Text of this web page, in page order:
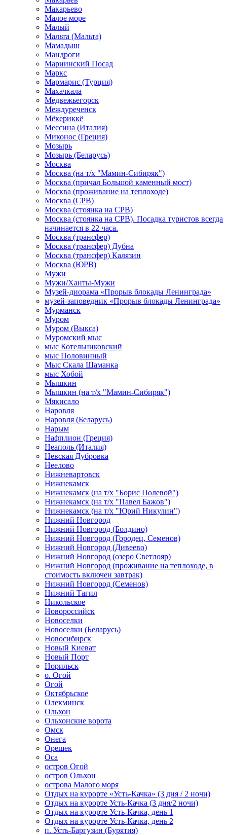
Макарьево
Малое море
Малый
Мальта (Мальта)
Мамадыш
Мандроги
Мариинский Посад
Маркс
Мармарис (Турция)
Махачкала
Медвежьегорск
Междуреченск
Мёкериккё
Мессина (Италия)
Миконос (Греция)
Мозырь
Мозырь (Беларусь)
Москва
Москва (на т/х "Мамин-Сибиряк")
Москва (причал Большой каменный мост)
Москва (проживание на теплоходе)
Москва (СРВ)
Москва (стоянка на СРВ)
Москва (стоянка на СРВ). Посадка туристов всегда
начинается в 22 часа.
Москва (трансфер)
Москва (трансфер) Дубна
Москва (трансфер) Калязин
Москва (ЮРВ)
Мужи
Мужи/Ханты-Мужи
Музей-диорама «Прорыв блокады Ленинграда»
музей-заповедник «Прорыв блокады Ленинграда»
Мурманск
Муром
Муром (Выкса)
Муромский мыс
мыс Котельниковский
мыс Половинный
Мыс Скала Шаманка
мыс Хобой
Мышкин
Мышкин (на т/х "Мамин-Сибиряк")
Мякисало
Наровля
Наровля (Беларусь)
Нарым
Нафплион (Греция)
Неаполь (Италия)
Невская Дубровка
Неелово
Нижневартовск
Нижнекамск
Нижнекамск (на т/х "Борис Полевой")
Нижнекамск (на т/х "Павел Бажов")
Нижнекамск (на т/х "Юрий Никулин")
Нижний Новгород
Нижний Новгород (Болдино)
Нижний Новгород (Городец, Семенов)
Нижний Новгород (Дивеево)
Нижний Новгород (озеро Светлояр)
Нижний Новгород (проживание на теплоходе, в
стоимость включен завтрак)
Нижний Новгород (Семенов)
Нижний Тагил
Никольское
Новороссийск
Новоселки
Новоселки (Беларусь)
Новосибирск
Новый Киеват
Новый Порт
Норильск
о. Огой
Огой
Октябрьское
Олекминск
Ольхон
Ольхонские ворота
Омск
Онега
Орешек
Оса
остров Огой
остров Ольхон
острова Малого моря
Отдых на курорте «Усть-Качка» (3 дня / 2 ночи)
Отдых на курорте Усть-Качка (3 дня/2 ночи)
Отдых на курорте Усть-Качка, день 1
Отдых на курорте Усть-Качка, день 2
п. Усть-Баргузин (Бурятия)